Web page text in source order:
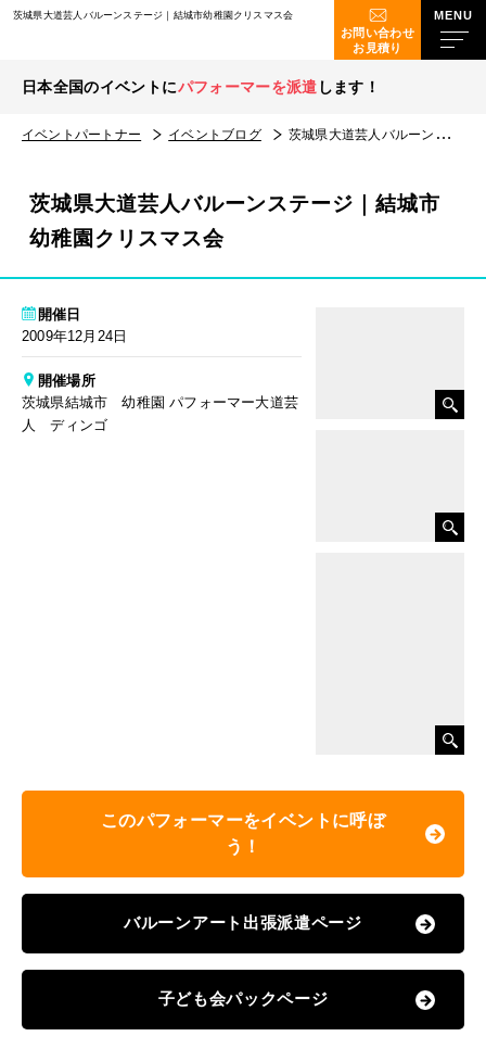
茨城県大道芸人バルーンステージ｜結城市幼稚園クリスマス会
お問い合わせ
お見積り
日本全国のイベントにパフォーマーを派遣 します！
イベントパートナー イベントブログ 茨城県大道芸人バルーンステージ｜結城市幼稚園クリスマス会
茨城県大道芸人バルーンステージ｜結城市
幼稚園クリスマス会
開催日
2009年12月24日
開催場所
茨城県結城市 幼稚園 パフォーマー大道芸
人 ディンゴ
このパフォーマーをイベントに呼ぼ
う！
バルーンアート出張派遣ページ
子ども会パックページ